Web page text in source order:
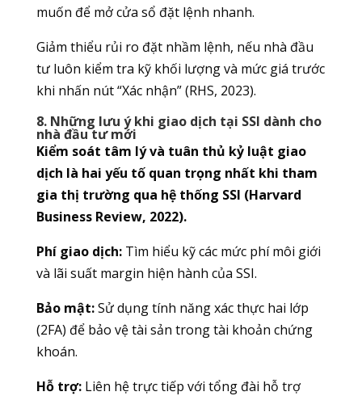
muốn để mở cửa sổ đặt lệnh nhanh.
Giảm thiểu rủi ro đặt nhầm lệnh, nếu nhà đầu
tư luôn kiểm tra kỹ khối lượng và mức giá trước
khi nhấn nút “Xác nhận” (RHS, 2023).
8. Những lưu ý khi giao dịch tại SSI dành cho
nhà đầu tư mới
Kiểm soát tâm lý và tuân thủ kỷ luật giao
dịch là hai yếu tố quan trọng nhất khi tham
gia thị trường qua hệ thống SSI (Harvard
Business Review, 2022).
Phí giao dịch:Tìm hiểu kỹ các mức phí môi giới
và lãi suất margin hiện hành của SSI.
Bảo mật:Sử dụng tính năng xác thực hai lớp
(2FA) để bảo vệ tài sản trong tài khoản chứng
khoán.
Hỗ trợ:Liên hệ trực tiếp với tổng đài hỗ trợ